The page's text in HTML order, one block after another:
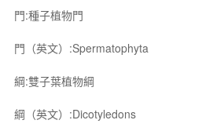
門:種子植物門
門（英文）:Spermatophyta
綱:雙子葉植物綱
綱（英文）:Dicotyledons